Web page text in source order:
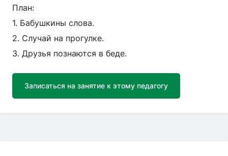
План:
1. Бабушкины слова.
2. Случай на прогулке.
3. Друзья познаются в беде.
Записаться на занятие к этому педагогу